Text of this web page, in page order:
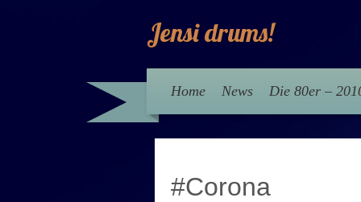
Jensi drums!
Home News Die 80er –
#Corona